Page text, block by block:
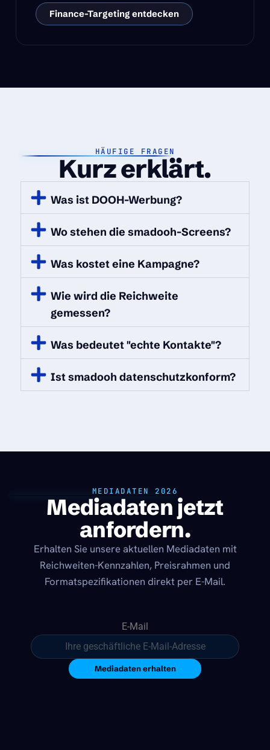
Finance-Targeting entdecken
HÄUFIGE FRAGEN
Kurz erklärt.
Was ist DOOH-Werbung?
Wo stehen die smadooh-Screens?
Was kostet eine Kampagne?
Wie wird die Reichweite
gemessen?
Was bedeutet "echte Kontakte"?
Ist smadooh datenschutzkonform?
MEDIADATEN 2026
Mediadaten jetzt
anfordern.
Erhalten Sie unsere aktuellen Mediadaten mit
Reichweiten-Kennzahlen, Preisrahmen und
Formatspezifikationen direkt per E-Mail.
E-Mail
Mediadaten erhalten